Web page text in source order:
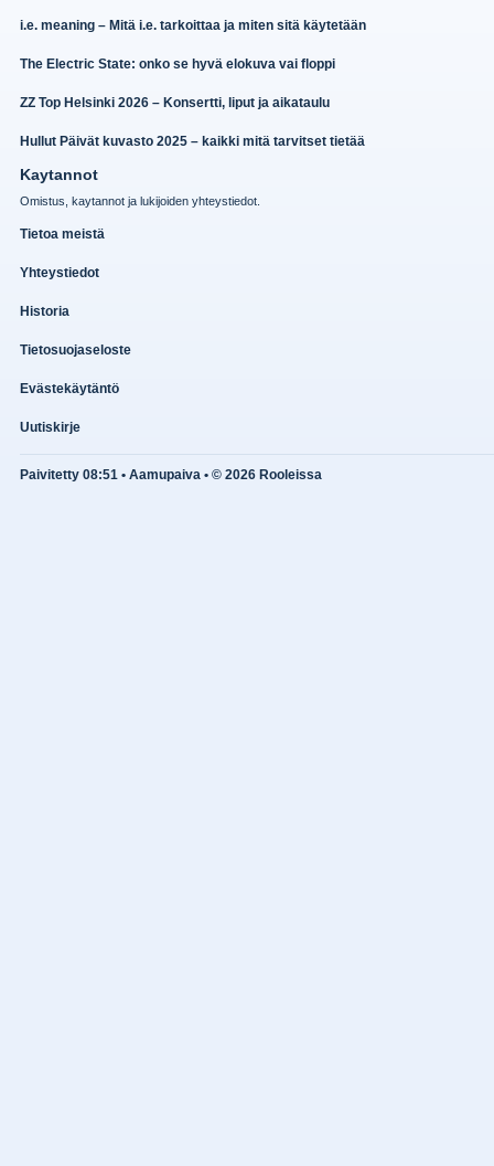
i.e. meaning – Mitä i.e. tarkoittaa ja miten sitä käytetään
The Electric State: onko se hyvä elokuva vai floppi
ZZ Top Helsinki 2026 – Konsertti, liput ja aikataulu
Hullut Päivät kuvasto 2025 – kaikki mitä tarvitset tietää
Kaytannot
Omistus, kaytannot ja lukijoiden yhteystiedot.
Tietoa meistä
Yhteystiedot
Historia
Tietosuojaseloste
Evästekäytäntö
Uutiskirje
Paivitetty 08:51 • Aamupaiva • © 2026 Rooleissa